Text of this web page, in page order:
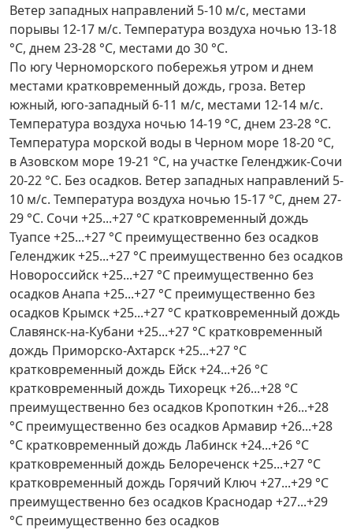
Ветер западных направлений 5-10 м/с, местами
порывы 12-17 м/с. Температура воздуха ночью 13-18
°С, днем 23-28 °С, местами до 30 °С.
По югу Черноморского побережья утром и днем
местами кратковременный дождь, гроза. Ветер
южный, юго-западный 6-11 м/с, местами 12-14 м/с.
Температура воздуха ночью 14-19 °С, днем 23-28 °С.
Температура морской воды в Черном море 18-20 °С,
в Азовском море 19-21 °С, на участке Геленджик-Сочи
20-22 °С. Без осадков. Ветер западных направлений 5-
10 м/с. Температура воздуха ночью 15-17 °С, днем 27-
29 °С. Сочи +25...+27 °C кратковременный дождь
Туапсе +25...+27 °C преимущественно без осадков
Геленджик +25...+27 °C преимущественно без осадков
Новороссийск +25...+27 °C преимущественно без
осадков Анапа +25...+27 °C преимущественно без
осадков Крымск +25...+27 °C кратковременный дождь
Славянск-на-Кубани +25...+27 °C кратковременный
дождь Приморско-Ахтарск +25...+27 °C
кратковременный дождь Ейск +24...+26 °C
кратковременный дождь Тихорецк +26...+28 °C
преимущественно без осадков Кропоткин +26...+28
°C преимущественно без осадков Армавир +26...+28
°C кратковременный дождь Лабинск +24...+26 °C
кратковременный дождь Белореченск +25...+27 °C
кратковременный дождь Горячий Ключ +27...+29 °C
преимущественно без осадков Краснодар +27...+29
°C преимущественно без осадков